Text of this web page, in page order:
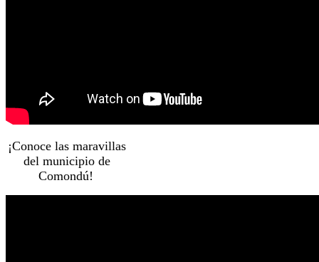
¡Conoce las maravillas
del municipio de
Comondú!